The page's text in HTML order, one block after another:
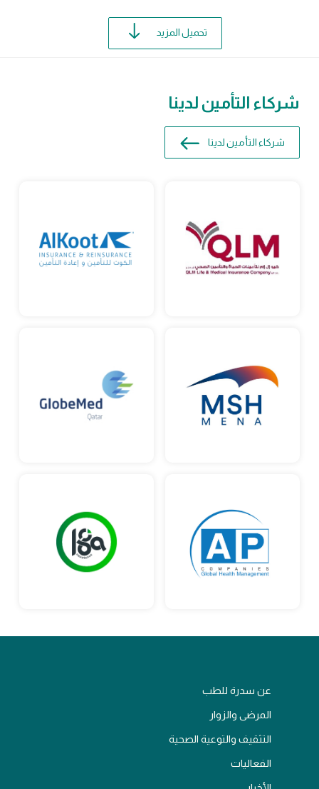
تحميل المزيد
شركاء التأمين لدينا
شركاء التأمين لدينا
عن سدرة للطب
المرضى والزوار
التثقيف والتوعية الصحية
الفعاليات